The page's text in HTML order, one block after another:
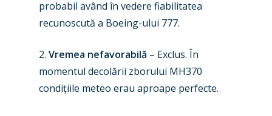
probabil având în vedere fiabilitatea
recunoscută a Boeing-ului 777.
2. Vremea nefavorabilă – Exclus. În
momentul decolării zborului MH370
condițiile meteo erau aproape perfecte.
Paris 2025
Farnborough 2024
Paris 2023
Farnborough 2022
Military
Marketplace
Jobs